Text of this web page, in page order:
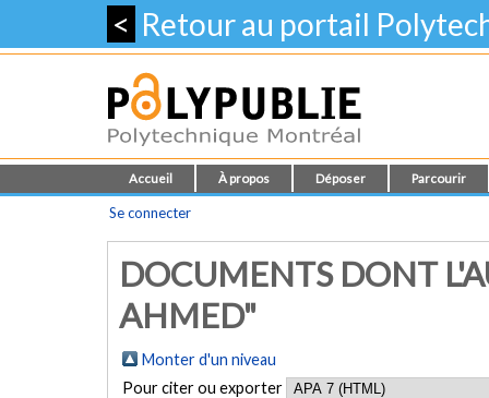
< Retour au portail
Accueil À propos Déposer Parcourir
Se connecter
DOCUMENTS DONT
AHMED"
Monter d'un niveau
Pour citer ou exporter